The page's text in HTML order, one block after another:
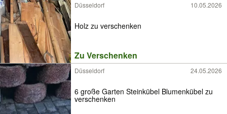
Düsseldorf 10.05.2026
Holz zu verschenken
Zu Verschenken
Düsseldorf 24.05.2026
6 große Garten Steinkübel Blumenkübel zu
verschenken